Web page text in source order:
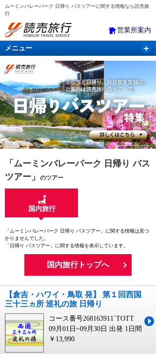
ムーミンバレーパーク 日帰り バスツアーに関する情報なら読売旅
行
営業所案内
メニュー
国内旅行 バスツアー 海外旅行 クルーズ
航空・ＪＲ＋宿泊 航空券＆ホテル
「ムーミンバレーパーク 日帰り バス
ツアー」
のツアー
国内旅行
「ムーミンバレーパーク 日帰り バスツアー」に関する情報は見つ
かりませんでした。
「日帰り バスツアー」に関する情報を表示しています。
国内旅行トップへ
【倉吉・ハワイ・鳥取 発】 第１回西国
三十三ヵ所 巡礼の旅 日帰り
コース番号268163911`TOTT
09月01日~09月30日 出発 1日間
￥13,990